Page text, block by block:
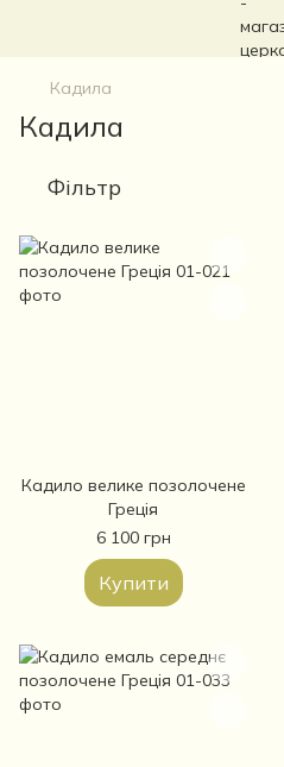
Кадила
Кадила
Фільтр
Кадило велике позолочене
Греція
6 100 грн
Купити